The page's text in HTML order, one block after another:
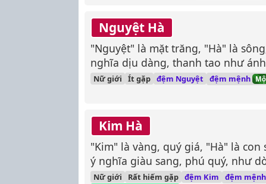
Nguyệt Hà
"Nguyệt" là mặt trăng, "Hà" là
nghĩa dịu dàng, thanh tao như
Nữ giới Ít gặp đệm Nguyệt đệm mệnh
Kim Hà
"Kim" là vàng, quý giá, "Hà" là con
ý nghĩa giàu sang, phú quý, như
chảy bất tận.
Nữ giới Rất hiếm gặp đệm Kim đệm mệnh